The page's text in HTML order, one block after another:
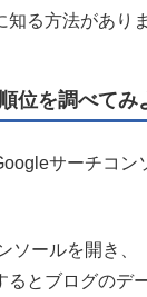
る方法がありま
位を調べてみ
サーチコン
ソールを開き、
るとブログのデ